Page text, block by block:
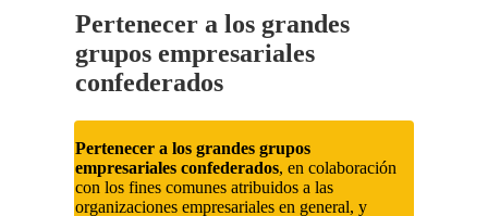
Pertenecer a los grandes
grupos empresariales
confederados
Pertenecer a los grandes grupos
empresariales confederados, en colaboración
con los fines comunes atribuidos a las
organizaciones empresariales en general, y